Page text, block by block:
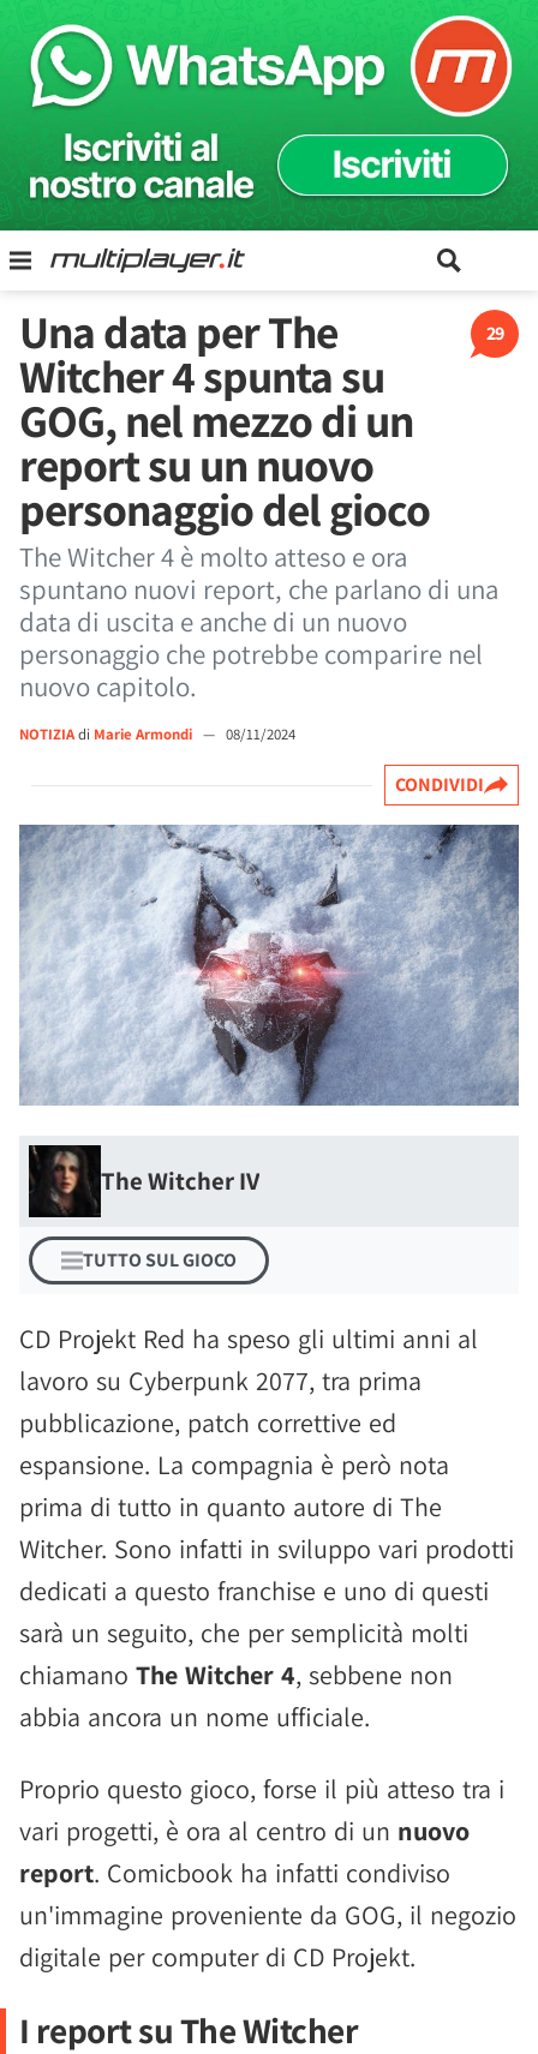
29
Una data per The
Witcher 4 spunta su
GOG, nel mezzo di un
report su un nuovo
personaggio del gioco
The Witcher 4 è molto atteso e ora
spuntano nuovi report, che parlano di una
data di uscita e anche di un nuovo
personaggio che potrebbe comparire nel
nuovo capitolo.
NOTIZIAdi Marie Armondi — 08/11/2024
CONDIVIDI
The Witcher IV
TUTTO SUL GIOCO
CD Projekt Red ha speso gli ultimi anni al
lavoro su Cyberpunk 2077, tra prima
pubblicazione, patch correttive ed
espansione. La compagnia è però nota
prima di tutto in quanto autore di The
Witcher. Sono infatti in sviluppo vari prodotti
dedicati a questo franchise e uno di questi
sarà un seguito, che per semplicità molti
chiamano The Witcher 4, sebbene non
abbia ancora un nome ufficiale.
Proprio questo gioco, forse il più atteso tra i
vari progetti, è ora al centro di un nuovo
report. Comicbook ha infatti condiviso
un'immagine proveniente da GOG, il negozio
digitale per computer di CD Projekt.
I report su The Witcher